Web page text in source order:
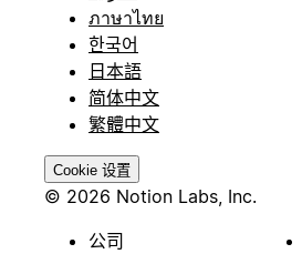
ภาษาไทย
한국어
日本語
简体中文
繁體中文
Cookie 设置
© 2026 Notion Labs, Inc.
公司